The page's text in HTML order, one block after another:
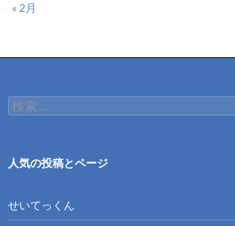
« 2月
検
索:
人気の投稿とページ
せいてっくん